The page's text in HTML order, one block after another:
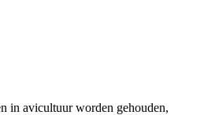
in avicultuur worden gehouden,